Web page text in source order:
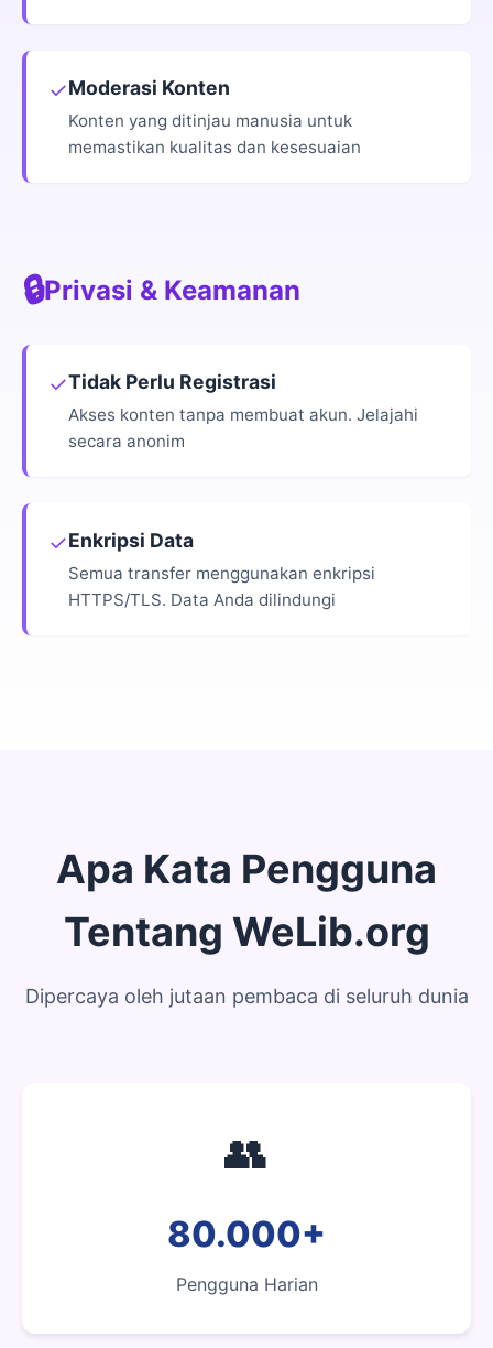
✓Moderasi Konten
Konten yang ditinjau manusia untuk
memastikan kualitas dan kesesuaian
🔒Privasi & Keamanan
✓Tidak Perlu Registrasi
Akses konten tanpa membuat akun. Jelajahi
secara anonim
✓Enkripsi Data
Semua transfer menggunakan enkripsi
HTTPS/TLS. Data Anda dilindungi
Apa Kata Pengguna
Tentang WeLib.org
Dipercaya oleh jutaan pembaca di seluruh dunia
👥
80.000+
Pengguna Harian